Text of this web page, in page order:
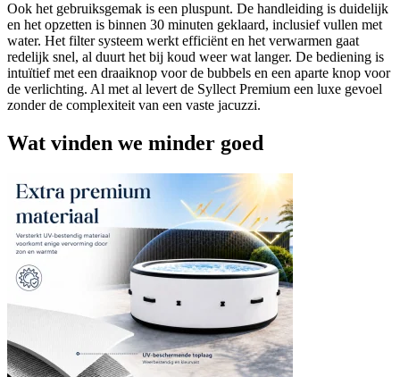
Ook het gebruiksgemak is een pluspunt. De handleiding is duidelijk
en het opzetten is binnen 30 minuten geklaard, inclusief vullen met
water. Het filter systeem werkt efficiënt en het verwarmen gaat
redelijk snel, al duurt het bij koud weer wat langer. De bediening is
intuïtief met een draaiknop voor de bubbels en een aparte knop voor
de verlichting. Al met al levert de Syllect Premium een luxe gevoel
zonder de complexiteit van een vaste jacuzzi.
Wat vinden we minder goed